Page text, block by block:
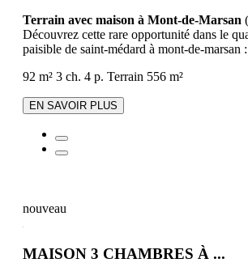
Terrain avec maison à Mont-de-Marsan (
Découvrez cette rare opportunité dans le
paisible de saint-médard à mont-de-marsan
92 m² 3 ch. 4 p. Terrain 556 m²
EN SAVOIR PLUS
nouveau
MAISON 3 CHAMBRES À ...